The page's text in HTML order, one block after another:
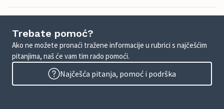
Trebate pomoć?
Ako ne možete pronaći tražene informacije u rubrici s najčešćim
pitanjima, naš će vam tim rado pomoći.
Najčešća pitanja, pomoć i podrška